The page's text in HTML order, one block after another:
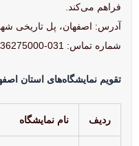
فراهم می‌کند.
آدرس: اصفهان، پل تاریخی
شماره تماس: 031-36275000
تقویم نمایشگاه‌های استان اصفهان
ردیف نام نمایشگاه